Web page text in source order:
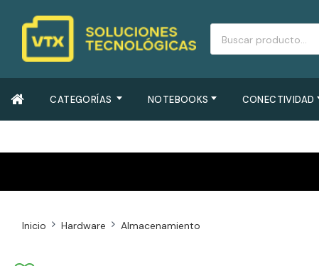
CATEGORÍAS NOTEBOOKS CONECTIVIDAD
Inicio Hardware Almacenamiento